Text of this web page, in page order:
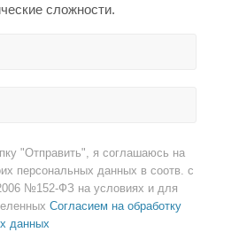
сложности.
"Отправить", я соглашаюсь на
персональных данных в соотв. с
№152-ФЗ на условиях и для
Согласием на обработку
данных